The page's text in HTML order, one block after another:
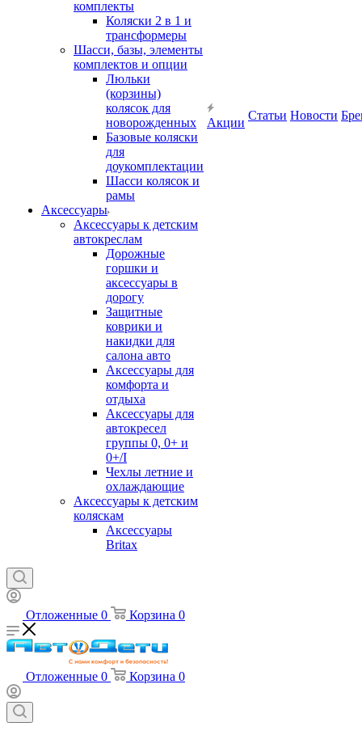
комплекты
Коляски 2 в 1 и
трансформеры
Шасси, базы, элементы
комплектов и опции
Люльки
(корзины)
колясок для
новорожденных
Базовые коляски
для
доукомплектации
Шасси колясок и
рамы
Аксессуары
Аксессуары к детским
автокреслам
Дорожные
горшки и
аксессуары в
дорогу
Защитные
коврики и
накидки для
салона авто
Аксессуары для
комфорта и
отдыха
Аксессуары для
автокресел
группы 0, 0+ и
0+/I
Чехлы летние и
охлаждающие
Аксессуары к детским
коляскам
Аксессуары
Britax
Акции
Статьи Новости
Отложенные 0 Корзина 0
Отложенные 0 Корзина 0